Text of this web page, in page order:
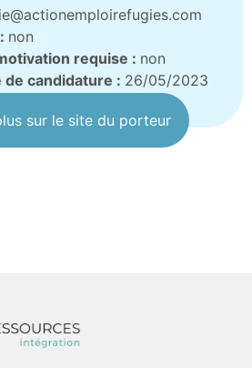
non
requise : non
de candidature : 26/05/2023
sur le site du porteur